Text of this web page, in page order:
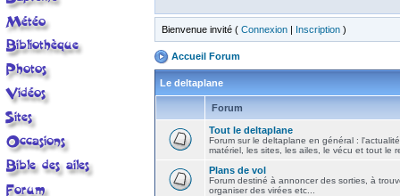
Bienvenue invité ( Connexion | Inscription )
Accueil Forum
Le deltaplane
Forum
Tout le deltaplane
Forum sur le deltaplane en général :
matériel, les sites, les ailes, le vécu et tout le
Plans de vol
Forum destiné à annoncer des sorties, à
organiser des virées etc...